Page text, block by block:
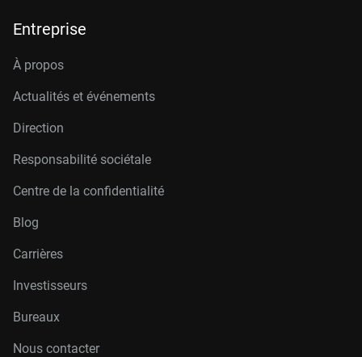
Entreprise
À propos
Actualités et événements
Direction
Responsabilité sociétale
Centre de la confidentialité
Blog
Carrières
Investisseurs
Bureaux
Nous contacter